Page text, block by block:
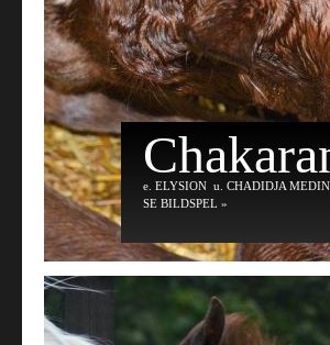
e . ELYSION u . CHADIDJA
SE BILDSPEL »